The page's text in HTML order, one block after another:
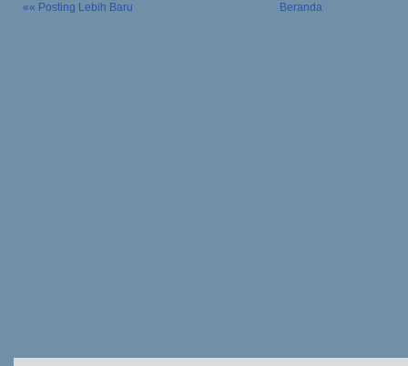
«« Posting Lebih Baru Beranda